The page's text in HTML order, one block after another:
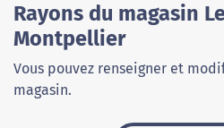
Rayons du magasin
Montpellier
Vous pouvez renseigner et
magasin.